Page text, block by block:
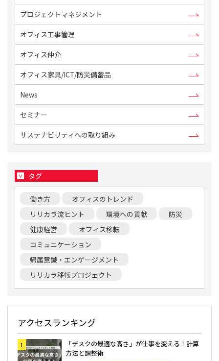
プロジェクトマネジメント
オフィス工事管理
オフィス仲介
オフィス家具/ICT/防災備蓄品
News
セミナー
サステナビリティへの取り組み
タグ
働き方
オフィスのトレンド
リリカラ流ヒント
環境への貢献
防災
健康経営
オフィス移転
コミュニケーション
帰属意識・エンゲージメント
リリカラ移転プロジェクト
アクセスランキング
1
「デスクの最適な高さ」が仕事を変える！計算
方法と調整術